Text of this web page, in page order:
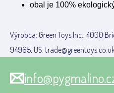
obal je 100%
Výrobca: Green Toys Inc., 4000
94965, US,